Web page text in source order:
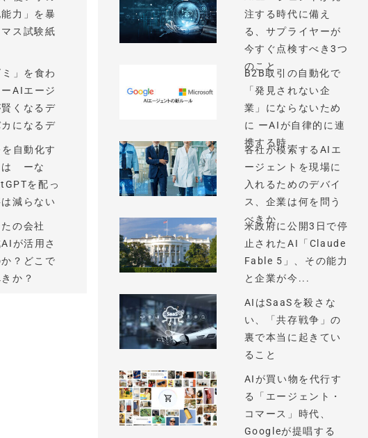
能力」を暴
ス試験紙
」を食わ
AIエージ
くなるデ
になるデ
自動化す
は ーな
を配っ
減らない
の会社
が活用さ
？どこで
か？
注する時代に備え
る、サプライヤーが
今すぐ点検すべき3つ
のこと
B2B取引の自動化で
「発見されない企
業」にならないため
に ーAIが自律的に連
携する時...
各社が模索するAIエ
ージェントを現場に
入れるためのデバイ
ス、企業は何を問う
べきか
米政府に公開3日で停
止されたAI「Claude
Fable 5」、その能力
と企業が今...
AIはSaaSを殺さな
い、「共存戦争」の
裏で本当に起きてい
ること
AIが買い物を代行す
る「エージェント・
コマース」時代、
Googleが提唱する